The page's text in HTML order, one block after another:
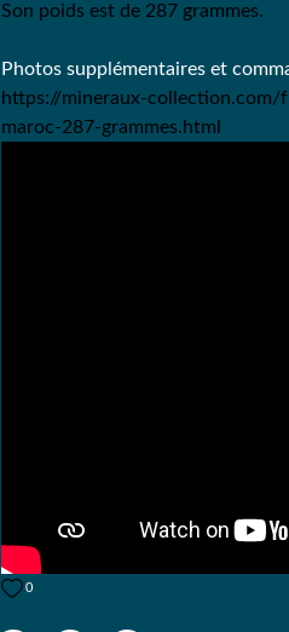
Son poids est de 287 grammes.
Photos supplémentaires et
https://mineraux-
maroc-287-grammes.html
0